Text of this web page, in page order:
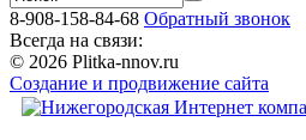
8-908-158-84-68 Обратный звонок
Всегда на связи:
© 2026 Plitka-nnov.ru
Создание и продвижение сайта